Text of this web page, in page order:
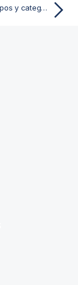
Comparar grupos y categorías de grupos contra una medida con un gráfico mekko